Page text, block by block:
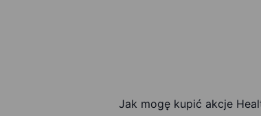
Jak mogę kupić akcje